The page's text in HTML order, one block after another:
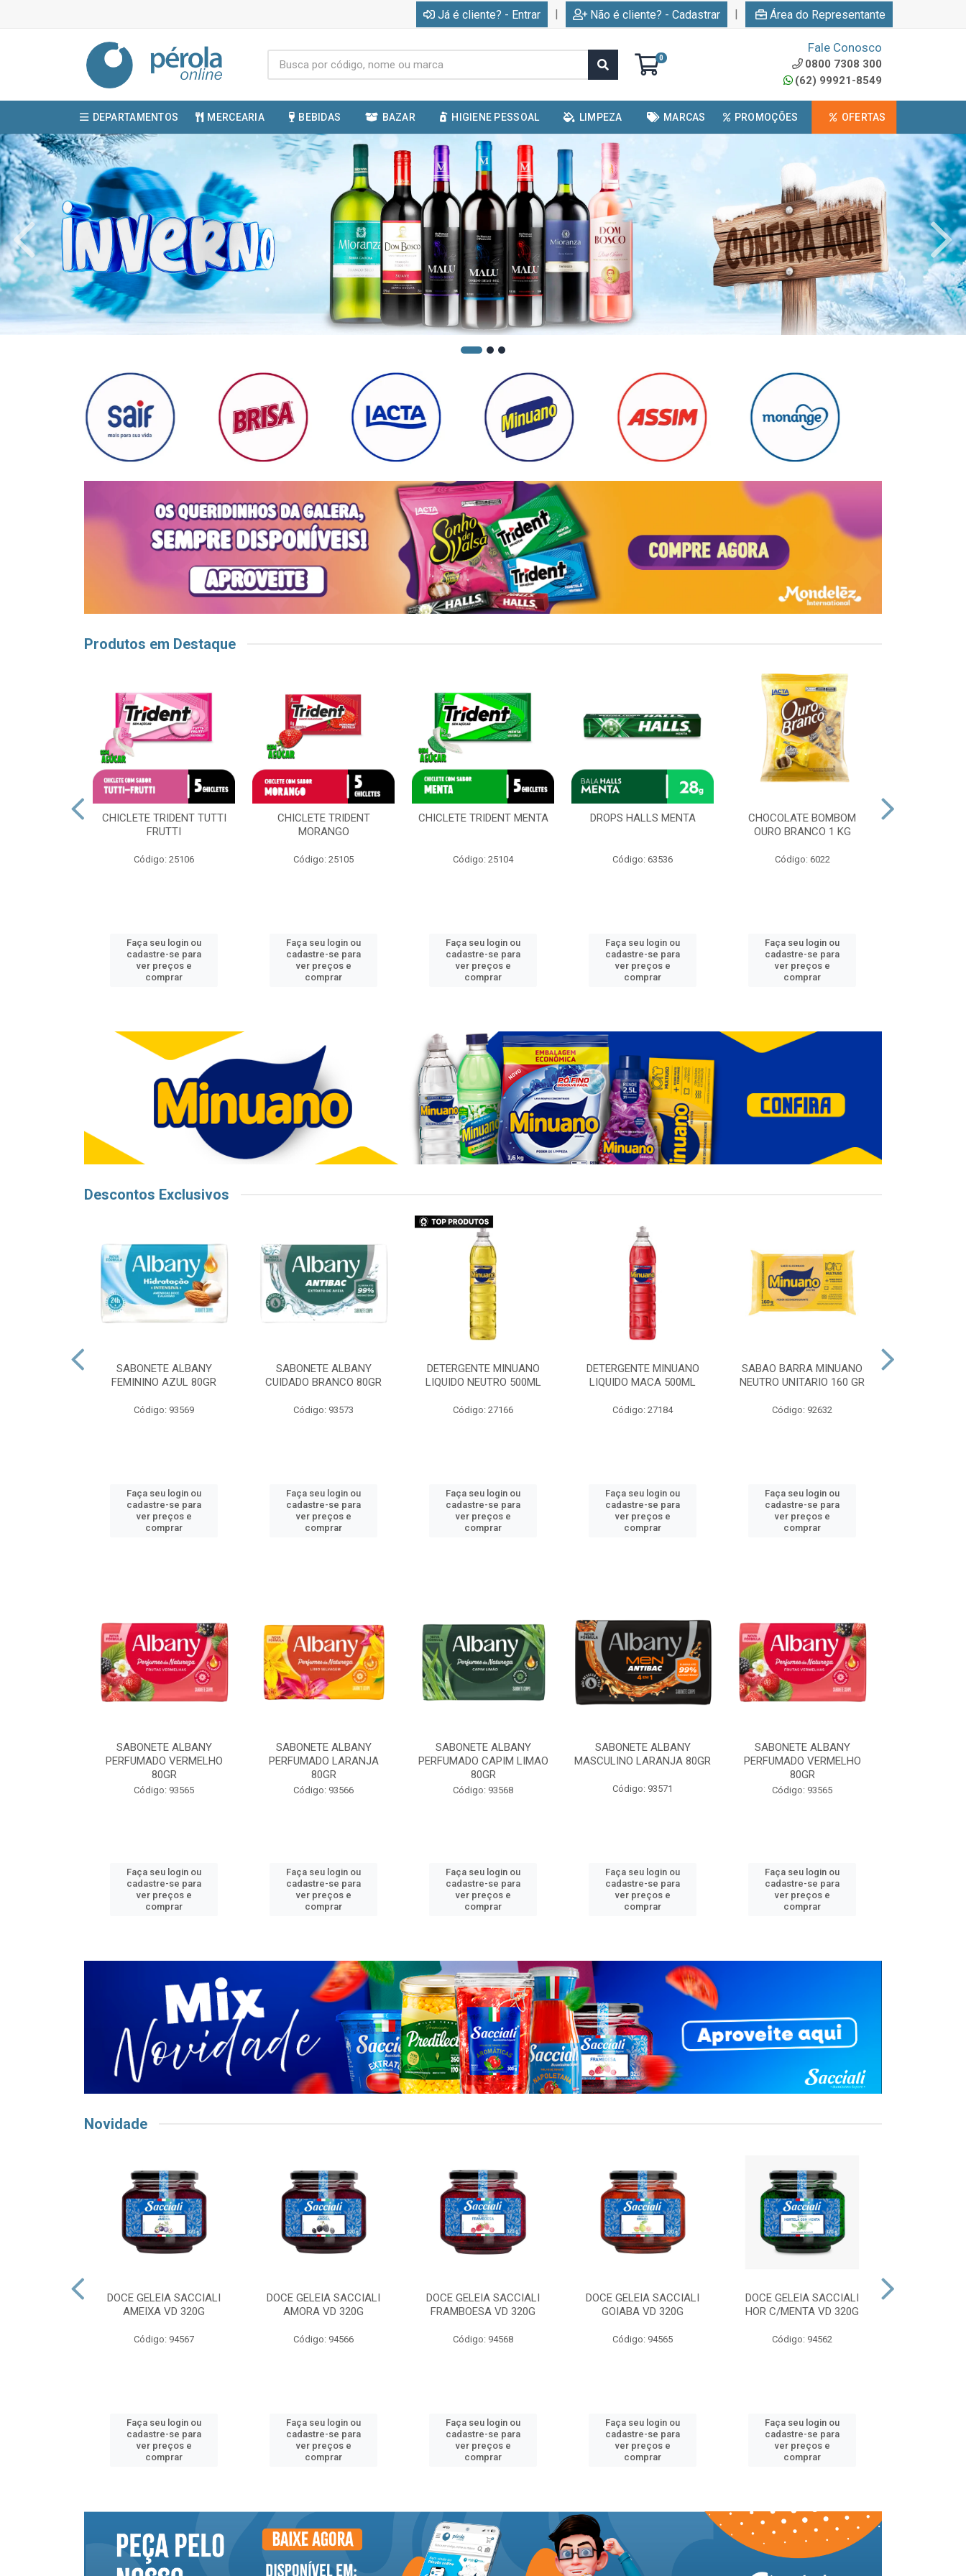
Já é cliente? - Entrar | Não é cliente? - Cadastrar | Área do Representante
0
Fale Conosco
0800 7308 300
(62) 99921-8549
DEPARTAMENTOS MERCEARIA BEBIDAS BAZAR HIGIENE PESSOAL LIMPEZA MARCAS PROMOÇÕES OFERTAS
Produtos em Destaque
CHICLETE TRIDENT TUTTI
FRUTTI
Código: 25106
Faça seu login ou
cadastre-se para
ver preços e
comprar
CHICLETE TRIDENT
MORANGO
Código: 25105
Faça seu login ou
cadastre-se para
ver preços e
comprar
CHICLETE TRIDENT MENTA
Código: 25104
Faça seu login ou
cadastre-se para
ver preços e
comprar
DROPS HALLS MENTA
Código: 63536
Faça seu login ou
cadastre-se para
ver preços e
comprar
CHOCOLATE BOMBOM
OURO BRANCO 1 KG
Código: 6022
Faça seu login ou
cadastre-se para
ver preços e
comprar
Descontos Exclusivos
SABONETE ALBANY
FEMININO AZUL 80GR
Código: 93569
Faça seu login ou
cadastre-se para
ver preços e
comprar
SABONETE ALBANY
CUIDADO BRANCO 80GR
Código: 93573
Faça seu login ou
cadastre-se para
ver preços e
comprar
DETERGENTE MINUANO
LIQUIDO NEUTRO 500ML
Código: 27166
Faça seu login ou
cadastre-se para
ver preços e
comprar
DETERGENTE MINUANO
LIQUIDO MACA 500ML
Código: 27184
Faça seu login ou
cadastre-se para
ver preços e
comprar
SABAO BARRA MINUANO
NEUTRO UNITARIO 160 GR
Código: 92632
Faça seu login ou
cadastre-se para
ver preços e
comprar
SABONETE ALBANY
PERFUMADO VERMELHO
80GR
Código: 93565
Faça seu login ou
cadastre-se para
ver preços e
comprar
SABONETE ALBANY
PERFUMADO LARANJA
80GR
Código: 93566
Faça seu login ou
cadastre-se para
ver preços e
comprar
SABONETE ALBANY
PERFUMADO CAPIM LIMAO
80GR
Código: 93568
Faça seu login ou
cadastre-se para
ver preços e
comprar
SABONETE ALBANY
MASCULINO LARANJA 80GR
Código: 93571
Faça seu login ou
cadastre-se para
ver preços e
comprar
SABONETE ALBANY
PERFUMADO VERMELHO
80GR
Código: 93565
Faça seu login ou
cadastre-se para
ver preços e
comprar
Novidade
DOCE GELEIA SACCIALI
AMEIXA VD 320G
Código: 94567
Faça seu login ou
cadastre-se para
ver preços e
comprar
DOCE GELEIA SACCIALI
AMORA VD 320G
Código: 94566
Faça seu login ou
cadastre-se para
ver preços e
comprar
DOCE GELEIA SACCIALI
FRAMBOESA VD 320G
Código: 94568
Faça seu login ou
cadastre-se para
ver preços e
comprar
DOCE GELEIA SACCIALI
GOIABA VD 320G
Código: 94565
Faça seu login ou
cadastre-se para
ver preços e
comprar
DOCE GELEIA SACCIALI
HOR C/MENTA VD 320G
Código: 94562
Faça seu login ou
cadastre-se para
ver preços e
comprar